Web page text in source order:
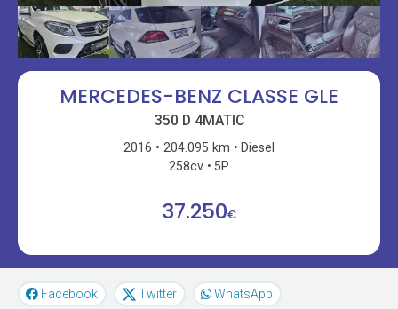
MERCEDES-BENZ CLASSE GLE
350 D 4MATIC
2016 204.095 km
Diesel
258cv
5P
37.250€
Facebook Twitter WhatsApp